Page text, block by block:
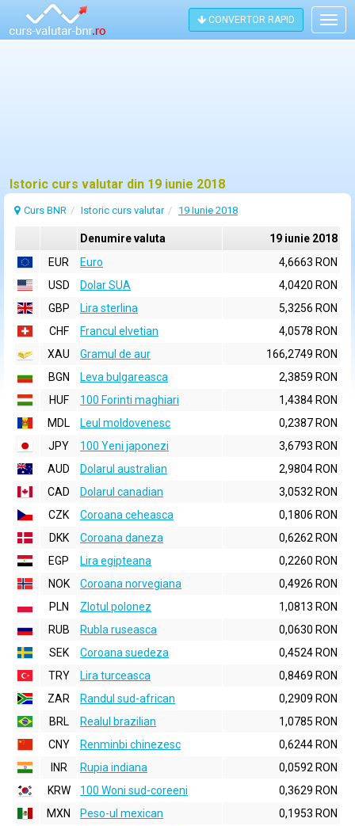
CONVERTOR RAPID
Istoric curs valutar din 19 iunie 2018
Curs BNR Istoric curs valutar 19 Iunie 2018
Denumire valuta
19 iunie 2018
EUR
Euro
4,6663 RON
USD
Dolar SUA
4,0420 RON
GBP
Lira sterlina
5,3256 RON
CHF
Francul elvetian
4,0578 RON
XAU
Gramul de aur
166,2749 RON
BGN
Leva bulgareasca
2,3859 RON
HUF
100 Forinti maghiari
1,4384 RON
MDL
Leul moldovenesc
0,2387 RON
JPY
100 Yeni japonezi
3,6793 RON
AUD
Dolarul australian
2,9804 RON
CAD
Dolarul canadian
3,0532 RON
CZK
Coroana ceheasca
0,1806 RON
DKK
Coroana daneza
0,6262 RON
EGP
Lira egipteana
0,2260 RON
NOK
Coroana norvegiana
0,4926 RON
PLN
Zlotul polonez
1,0813 RON
RUB
Rubla ruseasca
0,0630 RON
SEK
Coroana suedeza
0,4524 RON
TRY
Lira turceasca
0,8469 RON
ZAR
Randul sud-african
0,2909 RON
BRL
Realul brazilian
1,0785 RON
CNY
Renminbi chinezesc
0,6244 RON
INR
Rupia indiana
0,0592 RON
KRW
100 Woni sud-coreeni
0,3629 RON
MXN
Peso-ul mexican
0,1953 RON